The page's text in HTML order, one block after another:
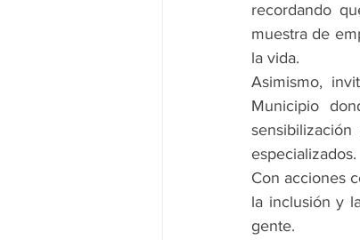
recordando
muestra de
la vida.
Asimismo,
Municipio
especializados.
Con acciones
la inclusión y
gente.